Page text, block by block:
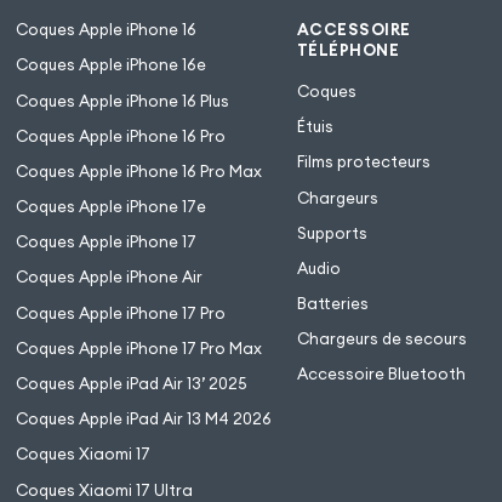
Coques Apple iPhone 16
Coques Apple iPhone 16e
Coques Apple iPhone 16 Plus
Coques Apple iPhone 16 Pro
Coques Apple iPhone 16 Pro Max
Coques Apple iPhone 17e
Coques Apple iPhone 17
Coques Apple iPhone Air
Coques Apple iPhone 17 Pro
Coques Apple iPhone 17 Pro Max
Coques Apple iPad Air 13’ 2025
Coques Apple iPad Air 13 M4 2026
Coques Xiaomi 17
Coques Xiaomi 17 Ultra
ACCESSOIRE
TÉLÉPHONE
Coques
Étuis
Films protecteurs
Chargeurs
Supports
Audio
Batteries
Chargeurs de secours
Accessoire Bluetooth